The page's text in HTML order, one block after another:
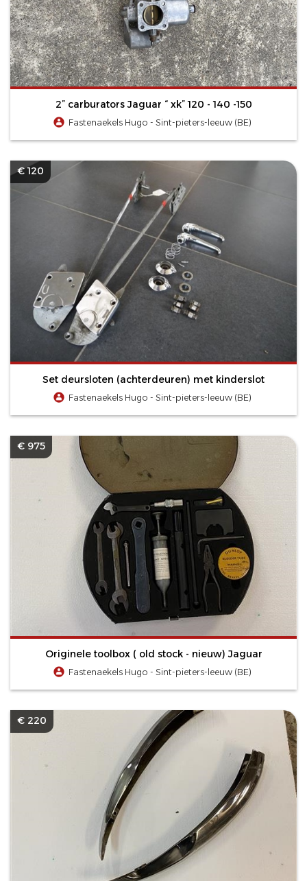
2” carburators Jaguar “ xk” 120 - 140 -150
Fastenaekels Hugo - Sint-pieters-leeuw (BE)
€ 120
Set deursloten (achterdeuren) met kinderslot
Fastenaekels Hugo - Sint-pieters-leeuw (BE)
€ 975
Originele toolbox ( old stock - nieuw) Jaguar
Fastenaekels Hugo - Sint-pieters-leeuw (BE)
€ 220